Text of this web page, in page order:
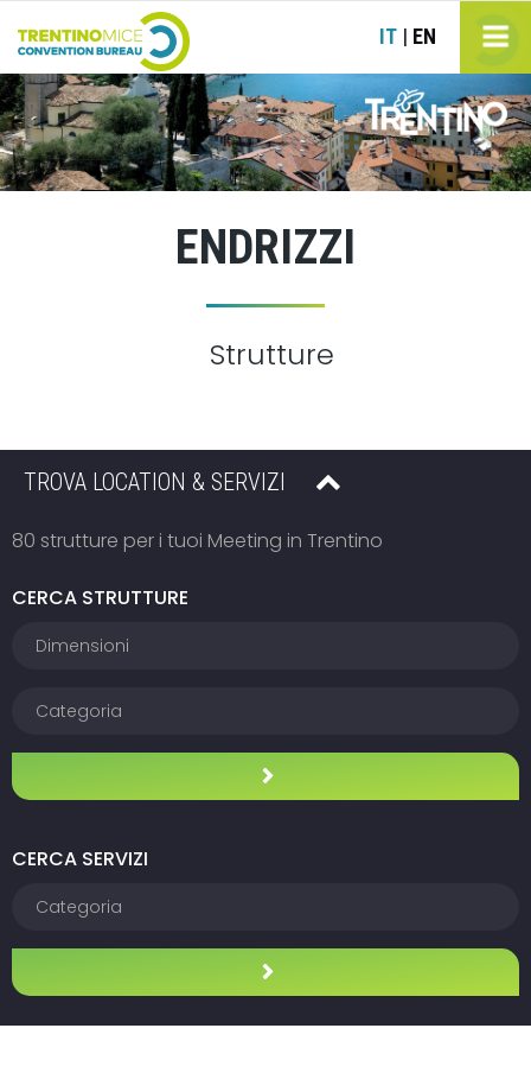
IT EN
ENDRIZZI
Strutture
TROVA LOCATION & SERVIZI
80 strutture per i tuoi Meeting in Trentino
CERCA STRUTTURE
CERCA SERVIZI